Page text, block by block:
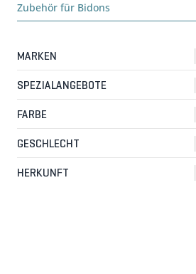
Zubehör für Bidons
MARKEN
SPEZIALANGEBOTE
FARBE
GESCHLECHT
HERKUNFT